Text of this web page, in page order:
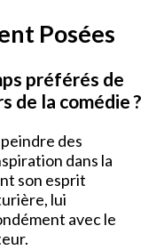
Posées
préférés de
de la comédie ?
des
dans la
son esprit
lui
avec le